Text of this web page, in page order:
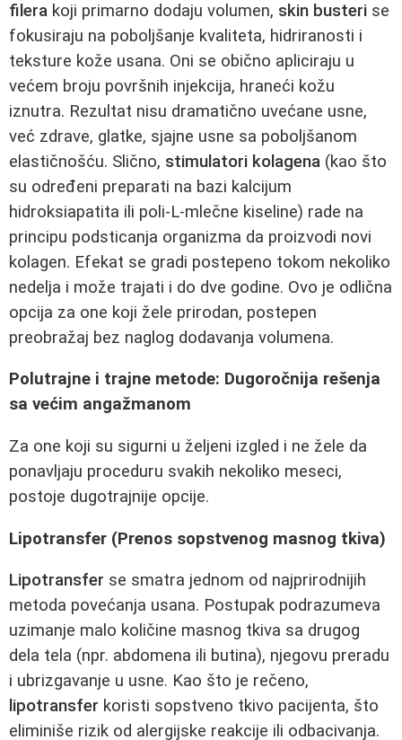
filera koji primarno dodaju volumen, skin busteri se
fokusiraju na poboljšanje kvaliteta, hidriranosti i
teksture kože usana. Oni se obično apliciraju u
većem broju površnih injekcija, hraneći kožu
iznutra. Rezultat nisu dramatično uvećane usne,
već zdrave, glatke, sjajne usne sa poboljšanom
elastičnošću. Slično, stimulatori kolagena (kao što
su određeni preparati na bazi kalcijum
hidroksiapatita ili poli-L-mlečne kiseline) rade na
principu podsticanja organizma da proizvodi novi
kolagen. Efekat se gradi postepeno tokom nekoliko
nedelja i može trajati i do dve godine. Ovo je odlična
opcija za one koji žele prirodan, postepen
preobražaj bez naglog dodavanja volumena.
Polutrajne i trajne metode: Dugoročnija rešenja
sa većim angažmanom
Za one koji su sigurni u željeni izgled i ne žele da
ponavljaju proceduru svakih nekoliko meseci,
postoje dugotrajnije opcije.
Lipotransfer (Prenos sopstvenog masnog tkiva)
Lipotransfer se smatra jednom od najprirodnijih
metoda povećanja usana. Postupak podrazumeva
uzimanje malo količine masnog tkiva sa drugog
dela tela (npr. abdomena ili butina), njegovu preradu
i ubrizgavanje u usne. Kao što je rečeno,
lipotransfer koristi sopstveno tkivo pacijenta, što
eliminiše rizik od alergijske reakcije ili odbacivanja.